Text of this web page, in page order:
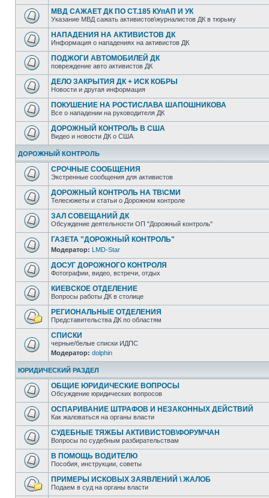
МВД САЖАЕТ ДК ПО СТ.185 КУпАП И УК
Указание МВД сажать активистов\журналистов ДК в тюрьму
НАПАДЕНИЯ НА АКТИВИСТОВ ДК
Информация о нападениях на активистов ДК
ПОДЖОГИ АВТОМОБИЛЕЙ ДК
повреждение авто активистов ДК
ДЕЛО ЗАКРЫТИЯ ДК + ИСК КОБРЫ
Новости и другая информация
ПОКУШЕНИЕ НА РОСТИСЛАВА ШАПОШНИКОВА
Все о нападении на руководителя ДК
ДОРОЖНЫЙ КОНТРОЛЬ В США
Видео и новости ДК о США
ДОРОЖНЫЙ КОНТРОЛЬ
СРОЧНЫЕ СООБЩЕНИЯ
Экстренные сообщения для активистов
ДОРОЖНЫЙ КОНТРОЛЬ НА ТВ\СМИ
Телесюжеты и статьи о Дорожном контроле
ЗАЛ СОВЕЩАНИЙ ДК
Обсуждение деятельности ОП "Дорожный контроль"
ГАЗЕТА "ДОРОЖНЫЙ КОНТРОЛЬ"
Модератор: LMD-Star
ДОСУГ ДОРОЖНОГО КОНТРОЛЯ
Фотографии, видео, встречи, отдых
КИЕВСКОЕ ОТДЕЛЕНИЕ
Вопросы работы ДК в столице
РЕГИОНАЛЬНЫЕ ОТДЕЛЕНИЯ
Представительства ДК по областям
СПИСКИ
черные/белые списки ИДПС
Модератор: dolphin
ЮРИДИЧЕСКИЙ РАЗДЕЛ
ОБЩИЕ ЮРИДИЧЕСКИЕ ВОПРОСЫ
Обсуждение юридических вопросов
ОСПАРИВАНИЕ ШТРАФОВ И НЕЗАКОННЫХ ДЕЙСТВИЙ
Как жаловаться на органы власти
СУДЕБНЫЕ ТЯЖБЫ АКТИВИСТОВ\ФОРУМЧАН
Вопросы по судебным разбирательствам
В ПОМОЩЬ ВОДИТЕЛЮ
Пособия, инструкции, советы
ПРИМЕРЫ ИСКОВЫХ ЗАЯВЛЕНИЙ \ ЖАЛОБ
Подаем в суд на органы власти